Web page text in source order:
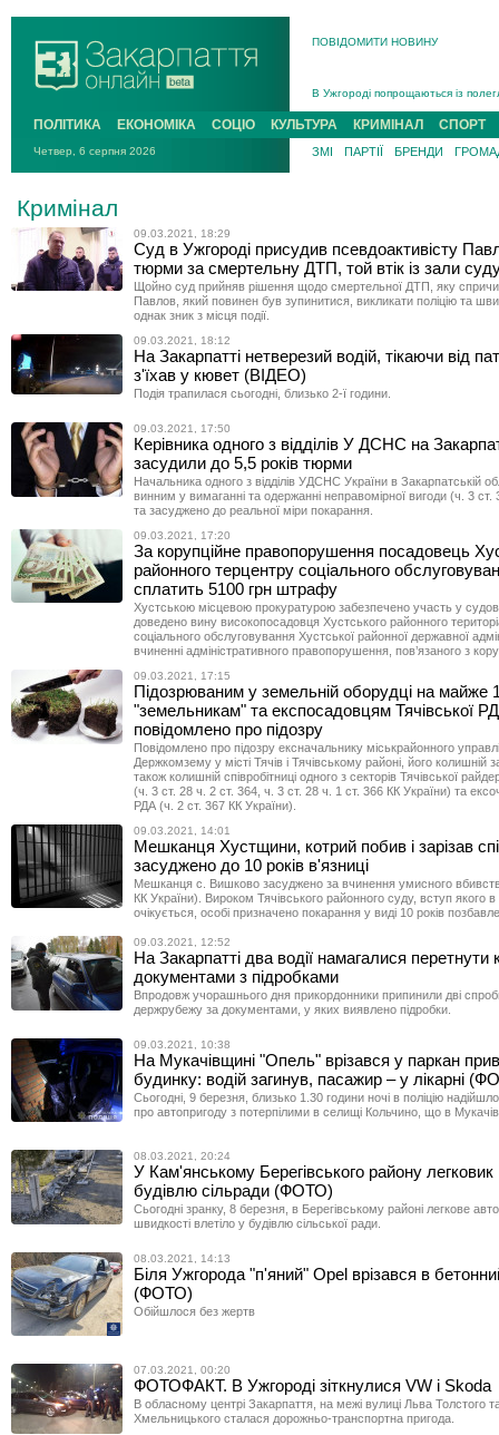
ПОВІДОМИТИ НОВИНУ
В Ужгороді попрощаються із
В Ужгороді 5 серпня
Підтвердили загибель
На війні з рф поліг військовий з
ПОЛІТИКА ЕКОНОМІКА СОЦІО КУЛЬТУРА КРИМІНАЛ СПОРТ
Четвер, 6 серпня 2026 ЗМІ ПАРТІЇ БРЕНДИ
Кримінал
09.03.2021, 18:29
Суд в Ужгороді присудив псевдоактивісту
тюрми за смертельну ДТП, той втік із зали
Щойно суд прийняв рішення щодо смертельної ДТП, яку
Павлов, який повинен був зупинитися, викликати поліцію та
однак зник з місця події.
09.03.2021, 18:12
На Закарпатті нетверезий водій, тікаючи від
з'їхав у кювет (ВІДЕО)
Подія трапилася сьогодні, близько 2-ї години.
09.03.2021, 17:50
Керівника одного з відділів У ДСНС на
засудили до 5,5 років тюрми
Начальника одного з відділів УДСНС України в Закарпатській
винним у вимаганні та одержанні неправомірної вигоди (ч. 3 ст.
та засуджено до реальної міри покарання.
09.03.2021, 17:20
За корупційне правопорушення посадовець
районного терцентру соціального
сплатить 5100 грн штрафу
Хустською місцевою прокуратурою забезпечено участь у
доведено вину високопосадовця Хустського районного
соціального обслуговування Хустської районної державної
вчиненні адміністративного правопорушення, пов’язаного з
09.03.2021, 17:15
Підозрюваним у земельній оборудці на майже
"земельникам" та експосадовцям Тячівської
повідомлено про підозру
Повідомлено про підозру ексначальнику міськрайонного
Держкомзему у місті Тячів і Тячівському районі, його колишній
також колишній співробітниці одного з секторів Тячівської
(ч. 3 ст. 28 ч. 2 ст. 364, ч. 3 ст. 28 ч. 1 ст. 366 КК України) та
РДА (ч. 2 ст. 367 КК України).
09.03.2021, 14:01
Мешканця Хустщини, котрий побив і зарізав
засуджено до 10 років в'язниці
Мешканця с. Вишково засуджено за вчинення умисного
КК України). Вироком Тячівського районного суду, вступ якого
очікується, особі призначено покарання у виді 10 років
09.03.2021, 12:52
На Закарпатті два водії намагалися перетнути
документами з підробками
Впродовж учорашнього дня прикордонники припинили дві
держрубежу за документами, у яких виявлено підробки.
09.03.2021, 10:38
На Мукачівщині "Опель" врізався у паркан
будинку: водій загинув, пасажир – у лікарні
Сьогодні, 9 березня, близько 1.30 години ночі в поліцію
про автопригоду з потерпілими в селищі Кольчино, що в
08.03.2021, 20:24
У Кам'янському Берегівського району легковик
будівлю сільради (ФОТО)
Сьогодні зрaнку, 8 березня, в Берегівському районі легкове
швидкості влетіло у будівлю сільської рaди.
08.03.2021, 14:13
Біля Ужгорода "п'яний" Opel врізався в
(ФОТО)
Обійшлося без жертв
07.03.2021, 00:20
ФОТОФАКТ. В Ужгороді зіткнулися VW і Skoda
В обласному центрі Закарпаття, на межі вулиці Льва Толстого
Хмельницького сталася дорожньо-транспортна пригода.